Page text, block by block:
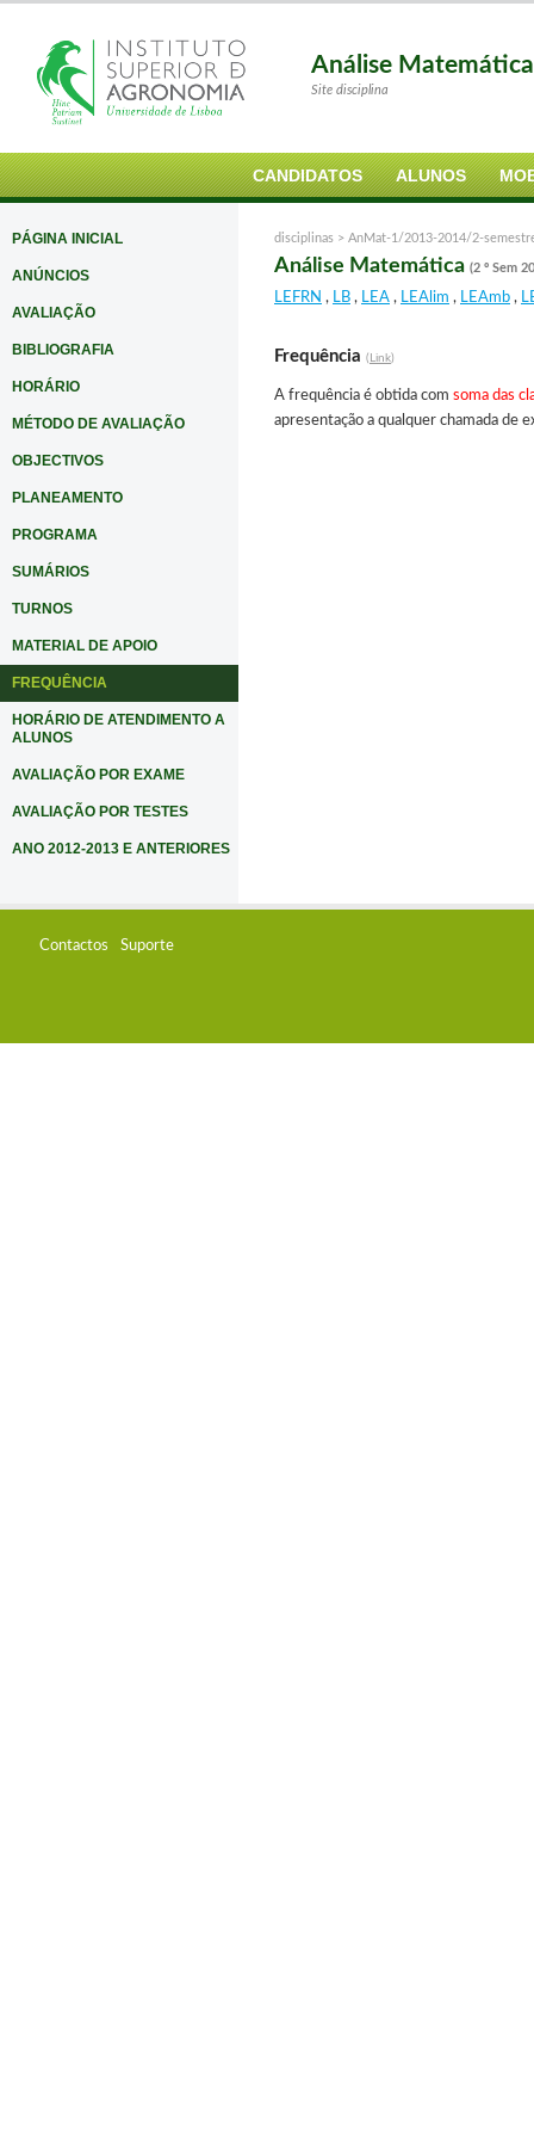
Análise
Site disciplina
CANDIDATOS ALUNOS
PÁGINA INICIAL
ANÚNCIOS
AVALIAÇÃO
BIBLIOGRAFIA
HORÁRIO
MÉTODO DE AVALIAÇÃO
OBJECTIVOS
PLANEAMENTO
PROGRAMA
SUMÁRIOS
TURNOS
MATERIAL DE APOIO
FREQUÊNCIA
HORÁRIO DE ATENDIMENTO A
ALUNOS
AVALIAÇÃO POR EXAME
AVALIAÇÃO POR TESTES
ANO 2012-2013 E ANTERIORES
disciplinas > AnMat-1/2013-2014/2-
Análise Matemática (2 º Sem
LEFRN , LB , LEA , LEAlim , LEAmb ,
Frequência ( Link)
A frequência é obtida com soma das
apresentação a qualquer chamada de
Contactos Suporte